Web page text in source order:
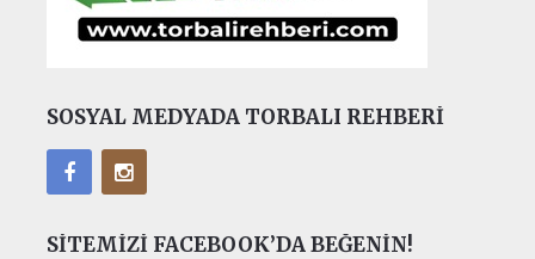
SOSYAL MEDYADA TORBALI REHBERI
SITEMIZI FACEBOOK’DA BEĞENIN!